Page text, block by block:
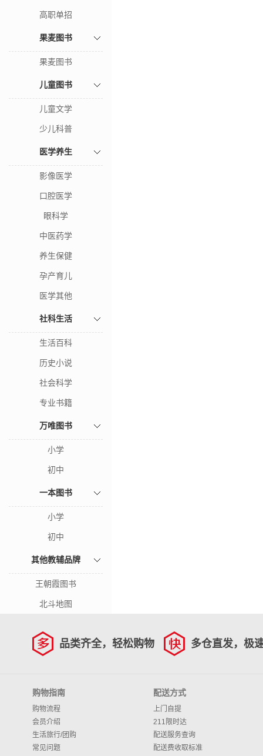
高职单招
果麦图书
果麦图书
儿童图书
儿童文学
少儿科普
医学养生
影像医学
口腔医学
眼科学
中医药学
养生保健
孕产育儿
医学其他
社科生活
生活百科
历史小说
社会科学
专业书籍
万唯图书
小学
初中
一本图书
小学
初中
其他教辅品牌
王朝霞图书
北斗地图
品类齐全，轻松购物 多仓直发，极
购物指南
购物流程
会员介绍
生活旅行/团购
常见问题
配送方式
上门自提
211限时达
配送服务查询
配送费收取标准